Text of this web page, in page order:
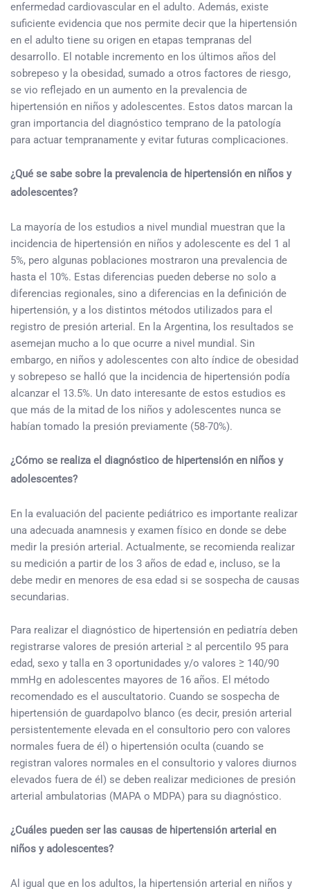
enfermedad cardiovascular en el adulto. Además, existe
suficiente evidencia que nos permite decir que la hipertensión
en el adulto tiene su origen en etapas tempranas del
desarrollo. El notable incremento en los últimos años del
sobrepeso y la obesidad, sumado a otros factores de riesgo,
se vio reflejado en un aumento en la prevalencia de
hipertensión en niños y adolescentes. Estos datos marcan la
gran importancia del diagnóstico temprano de la patología
para actuar tempranamente y evitar futuras complicaciones.
¿Qué se sabe sobre la prevalencia de hipertensión en niños y
adolescentes?
La mayoría de los estudios a nivel mundial muestran que la
incidencia de hipertensión en niños y adolescente es del 1 al
5%, pero algunas poblaciones mostraron una prevalencia de
hasta el 10%. Estas diferencias pueden deberse no solo a
diferencias regionales, sino a diferencias en la definición de
hipertensión, y a los distintos métodos utilizados para el
registro de presión arterial. En la Argentina, los resultados se
asemejan mucho a lo que ocurre a nivel mundial. Sin
embargo, en niños y adolescentes con alto índice de obesidad
y sobrepeso se halló que la incidencia de hipertensión podía
alcanzar el 13.5%. Un dato interesante de estos estudios es
que más de la mitad de los niños y adolescentes nunca se
habían tomado la presión previamente (58-70%).
¿Cómo se realiza el diagnóstico de hipertensión en niños y
adolescentes?
En la evaluación del paciente pediátrico es importante realizar
una adecuada anamnesis y examen físico en donde se debe
medir la presión arterial. Actualmente, se recomienda realizar
su medición a partir de los 3 años de edad e, incluso, se la
debe medir en menores de esa edad si se sospecha de causas
secundarias.
Para realizar el diagnóstico de hipertensión en pediatría deben
registrarse valores de presión arterial ≥ al percentilo 95 para
edad, sexo y talla en 3 oportunidades y/o valores ≥ 140/90
mmHg en adolescentes mayores de 16 años. El método
recomendado es el auscultatorio. Cuando se sospecha de
hipertensión de guardapolvo blanco (es decir, presión arterial
persistentemente elevada en el consultorio pero con valores
normales fuera de él) o hipertensión oculta (cuando se
registran valores normales en el consultorio y valores diurnos
elevados fuera de él) se deben realizar mediciones de presión
arterial ambulatorias (MAPA o MDPA) para su diagnóstico.
¿Cuáles pueden ser las causas de hipertensión arterial en
niños y adolescentes?
Al igual que en los adultos, la hipertensión arterial en niños y